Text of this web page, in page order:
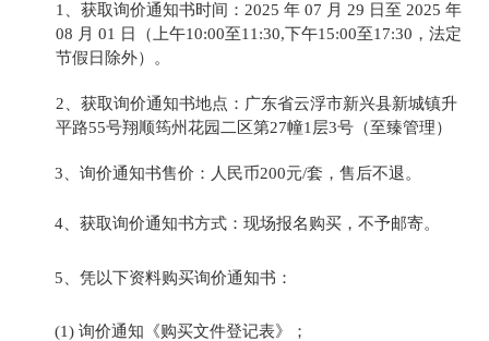
1、获取询价通知书时间： 2025 年 07 月 29 日至 2025 年
08 月 01 日
（上午10:00至11:30,下午15:00至17:30，法定
节假日除外）。
2、获取询价通知书地点：广东省云浮市新兴县新城镇升
平路55号翔顺筠州花园二区第27幢1层3号 （至臻管理）
3、询价通知书售价：人民币200元/套，售后不退。
4、获取询价通知书方式：现场报名购买，不予邮寄。
5 、凭以下资料购买询价通知书 ：
(1)询价通知《购买文件登记表》 ；